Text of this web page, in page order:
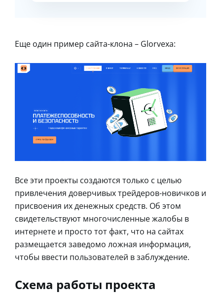
Еще один пример сайта-клона – Glorvexa:
Все эти проекты создаются только с целью
привлечения доверчивых трейдеров-новичков и
присвоения их денежных средств. Об этом
свидетельствуют многочисленные жалобы в
интернете и просто тот факт, что на сайтах
размещается заведомо ложная информация,
чтобы ввести пользователей в заблуждение.
Схема работы проекта